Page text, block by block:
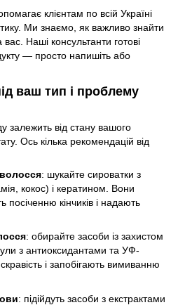
клієнтам по всій Україні
Ми знаємо, як важливо знайти
Наші консультанти готові
— просто напишіть або
ваш тип і проблему
залежить від стану вашого
Ось кілька рекомендацій від
: шукайте сироватки з
кокос) і кератином. Вони
посіченню кінчиків і надають
: обирайте засоби із захистом
з антиоксидантами та УФ-
і запобігають вимиванню
: підійдуть засоби з екстрактами